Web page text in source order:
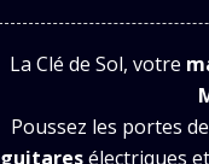
La Clé de Sol, votre
Poussez les portes
guitaresélectriques